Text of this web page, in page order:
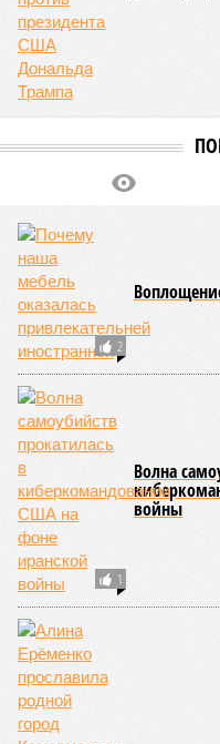
2
1
Волна
войны